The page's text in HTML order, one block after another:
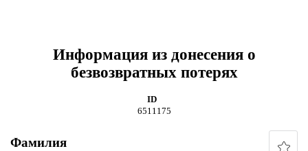
Информация из донесения о
безвозвратных потерях
ID
6511175
Фамилия